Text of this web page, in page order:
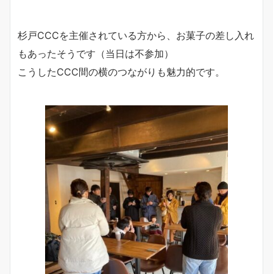
杉戸CCCを主催されている方から、お菓子の差し入れ
もあったそうです（当日は不参加）
こうしたCCC間の横のつながりも魅力的です。